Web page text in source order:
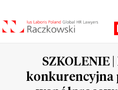
SZKOLENIE
konkurencyjna